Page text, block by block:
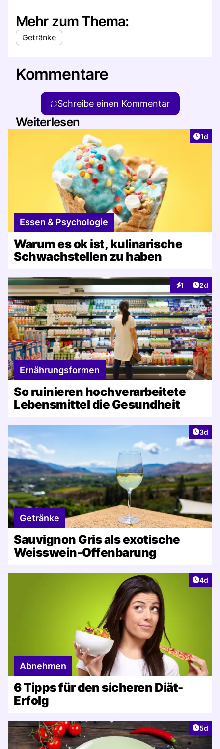
Mehr zum Thema:
Getränke
Kommentare
Schreibe einen Kommentar
Weiterlesen
1d
Essen & Psychologie
Warum es ok ist, kulinarische
Schwachstellen zu haben
1
Interaktionen
2d
Ernährungsformen
So ruinieren hochverarbeitete
Lebensmittel die Gesundheit
3d
Getränke
Sauvignon Gris als exotische
Weisswein-Offenbarung
4d
Abnehmen
6 Tipps für den sicheren Diät-
Erfolg
5d